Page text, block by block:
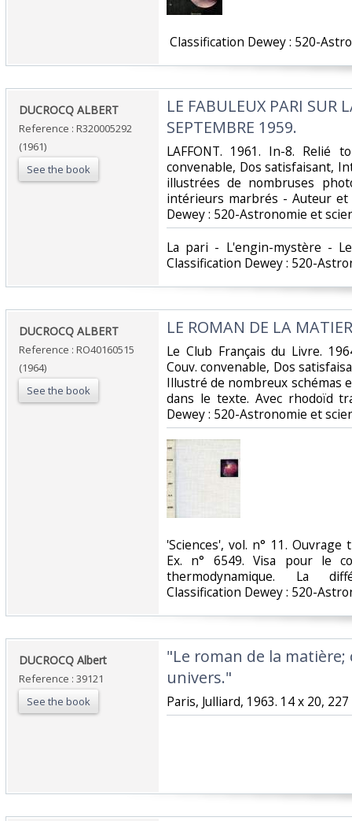
Classification Dewey : 520-
‎DUCROCQ ALBERT‎
Reference : R320005292
(1961)
See the book
‎LE FABULEUX PARI SUR
SEPTEMBRE 1959.‎
‎LAFFONT. 1961. In-8. Relié
convenable, Dos satisfaisant,
illustrées de nombruses
intérieurs marbrés - Auteur et
Dewey : 520-Astronomie et
‎La pari - L'engin-mystère -
Classification Dewey : 520-
‎DUCROCQ ALBERT‎
Reference : RO40160515
(1964)
See the book
‎LE ROMAN DE LA
‎Le Club Français du Livre.
Couv. convenable, Dos
Illustré de nombreux schémas
dans le texte. Avec rhodoïd
Dewey : 520-Astronomie et
‎'Sciences', vol. n° 11.
Ex. n° 6549. Visa pour le
thermodynamique. La
Classification Dewey : 520-
‎DUCROCQ Albert‎
Reference : 39121
See the book
‎"Le roman de la
univers."‎
‎Paris, Julliard, 1963. 14 x 20,